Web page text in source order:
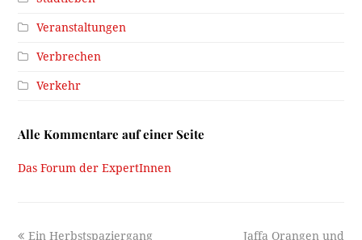
Veranstaltungen
Verbrechen
Verkehr
Alle Kommentare auf einer Seite
Das Forum der ExpertInnen
previous
Ein Herbstspaziergang next
Jaffa Orangen und